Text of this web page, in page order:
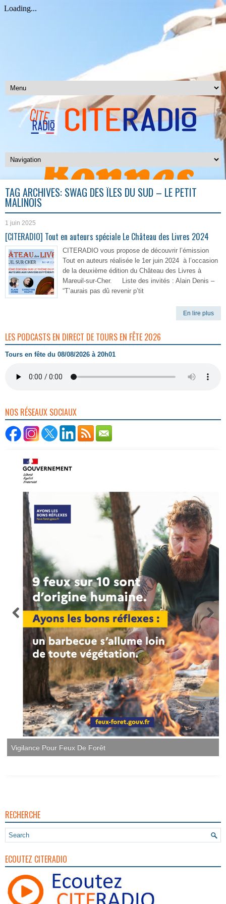
TAG ARCHIVES: SWAG DES ÎLES DU SUD – LE PETIT
MALINOIS
1 juin 2025
[CITERADIO] Tout en auteurs spéciale Le Château des Livres 2024
CITERADIO vous propose de découvrir l’émission
Tout en auteurs réalisée le 1er juin 2024 à l’occasion
de la deuxième édition du Château des Livres à
Mareuil-sur-Cher. Liste des invités : Alain Denis –
“T’aurais pas dû revenir p’tit
En lire plus
LES PODCASTS EN DIRECT DE TOURS EN FÊTE 2026
Tours en fête du 08/08/2026 à 20h01
NOS RÉSEAUX SOCIAUX
Vigilance Pour Feux De Forêt
RECHERCHE
ECOUTEZ CITERADIO